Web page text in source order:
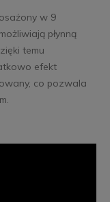
w 9
płynną
temu
efekt
co pozwala